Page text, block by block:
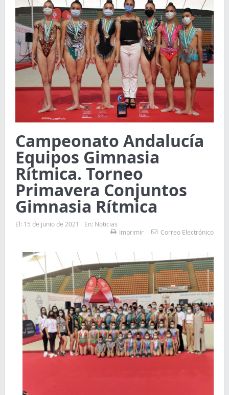
Campeonato Andalucía
Equipos Gimnasia
Rítmica. Torneo
Primavera Conjuntos
Gimnasia Rítmica
El: 15 de junio de 2021 En: Noticias
Imprimir
Correo Electrónico